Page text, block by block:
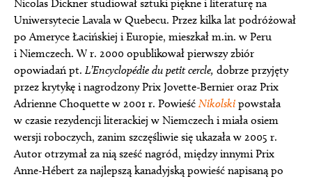
Nicolas Dickner studiował sztuki piękne i literaturę na
Uniwersytecie Lavala w Quebecu. Przez kilka lat podróżował
po Ameryce Łacińskiej i Europie, mieszkał m.in. w Peru
i Niemczech. W r. 2000 opublikował pierwszy zbiór
opowiadań pt. L’Encyclopédie du petit cercle, dobrze przyjęty
przez krytykę i nagrodzony Prix Jovette-Bernier oraz Prix
Adrienne Choquette w 2001 r. Powieść Nikolski powstała
w czasie rezydencji literackiej w Niemczech i miała osiem
wersji roboczych, zanim szczęśliwie się ukazała w 2005 r.
Autor otrzymał za nią sześć nagród, między innymi Prix
Anne-Hébert za najlepszą kanadyjską powieść napisaną po